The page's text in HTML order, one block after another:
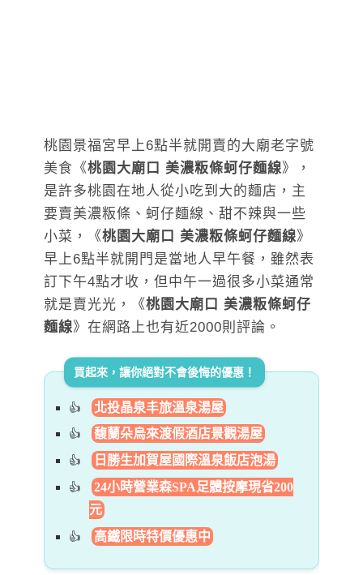
桃園景福宮早上6點半就開賣的大廟老字號
美食《桃園大廟口 美濃粄條蚵仔麵線》，
是許多桃園在地人從小吃到大的麵店，主
要賣美濃粄條、蚵仔麵線、甜不辣與一些
小菜，《桃園大廟口 美濃粄條蚵仔麵線》
早上6點半就開門是當地人早午餐，雖然表
訂下午4點才收，但中午一過很多小菜通常
就是賣光光，《桃園大廟口 美濃粄條蚵仔
麵線》在網路上也有近2000則評論。
買起來，讓你絕對不會後悔的優惠！
北投晶泉丰旅溫泉湯屋
馥蘭朵烏來渡假酒店景觀湯屋
日勝生加賀屋國際溫泉飯店泡湯
24小時營業森SPA足體按摩現省200
元
高鐵限時特價優惠中